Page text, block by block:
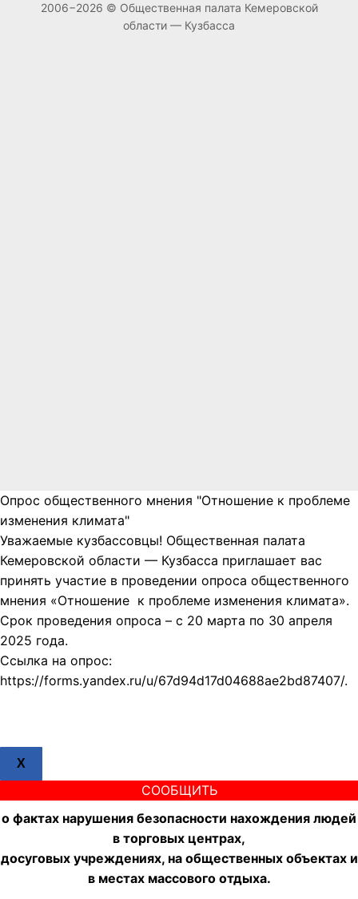
2006−2026 © Общественная палата Кемеровской
области — Кузбасса
Опрос общественного мнения "Отношение к проблеме
изменения климата"
Уважаемые кузбассовцы! Общественная палата
Кемеровской области — Кузбасса приглашает вас
принять участие в проведении опроса общественного
мнения «Отношение к проблеме изменения климата».
Срок проведения опроса – с 20 марта по 30 апреля
2025 года.
Ссылка на опрос:
https://forms.yandex.ru/u/67d94d17d04688ae2bd87407/.
X
СООБЩИТЬ
о фактах нарушения безопасности нахождения людей
в торговых центрах,
досуговых учреждениях, на общественных объектах и
в местах массового отдыха.